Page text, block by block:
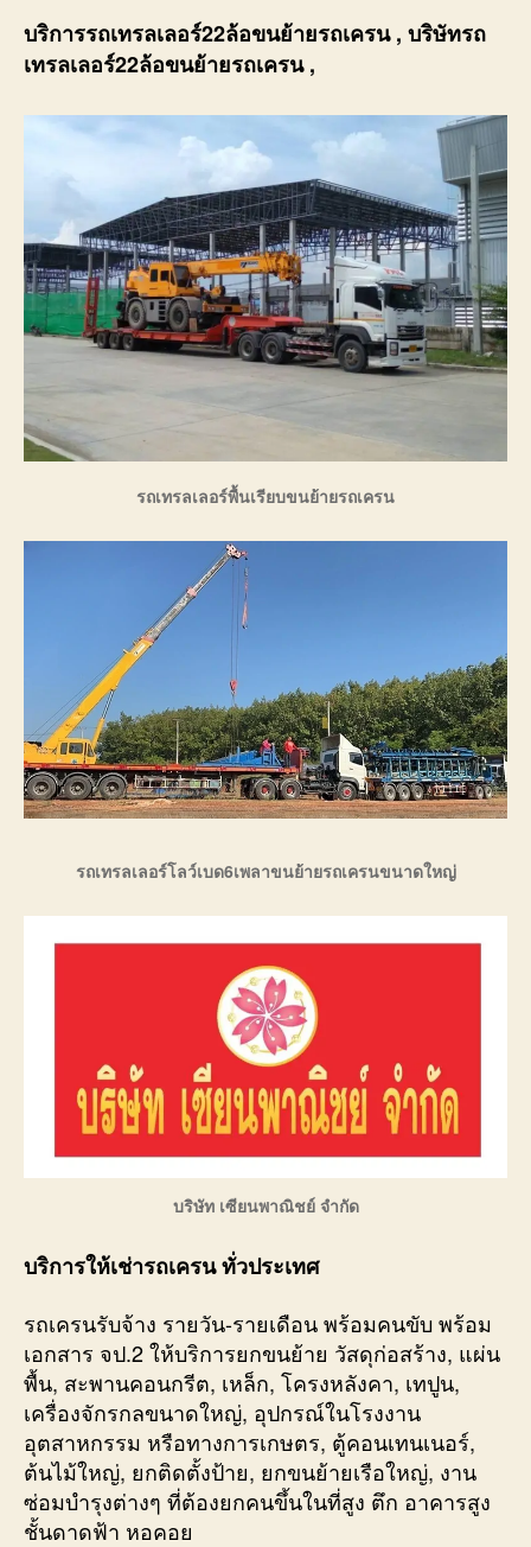
บริการรถเทรลเลอร์22ล้อขนย้ายรถเครน, บริษัทรถ
เทรลเลอร์22ล้อขนย้ายรถเครน,
รถเทรลเลอร์พื้นเรียบขนย้ายรถเครน
รถเทรลเลอร์โลว์เบด6เพลาขนย้ายรถเครนขนาดใหญ่
บริษัท เซียนพาณิชย์ จำกัด
บริการให้เช่ารถเครน ทั่วประเทศ
รถเครนรับจ้าง รายวัน-รายเดือน พร้อมคนขับ พร้อม
เอกสาร จป.2 ให้บริการยกขนย้าย วัสดุก่อสร้าง, แผ่น
พื้น, สะพานคอนกรีต, เหล็ก, โครงหลังคา, เทปูน,
เครื่องจักรกลขนาดใหญ่, อุปกรณ์ในโรงงาน
อุตสาหกรรม หรือทางการเกษตร, ตู้คอนเทนเนอร์,
ต้นไม้ใหญ่, ยกติดตั้งป้าย, ยกขนย้ายเรือใหญ่, งาน
ซ่อมบำรุงต่างๆ ที่ต้องยกคนขึ้นในที่สูง ตึก อาคารสูง
ชั้นดาดฟ้า หอคอย